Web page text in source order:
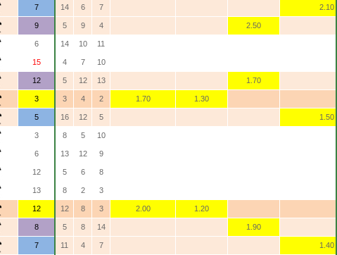
7 14 6 7 2.10
9 5 9 4 2.50
6 14 10 11
15 4 7 10
12 5 12 13 1.70
3 3 4 2 1.70 1.30
5 16 12 5 1.50
3 8 5 10
6 13 12 9
12 5 6 8
13 8 2 3
12 12 8 3 2.00 1.20
8 5 8 14 1.90
7 11 4 7 1.40